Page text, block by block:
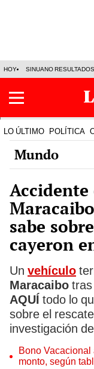
HOY SINUANO
LO ÚLTIMO POLÍTICA
Mundo
Accidente
sabe
cayeron
Un vehículo
Maracaibo
AQUÍ todo lo
sobre el
investigación
Bono Vacacional
monto, según